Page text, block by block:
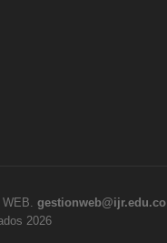
WEB. gestionweb@ijr.edu.co
2026